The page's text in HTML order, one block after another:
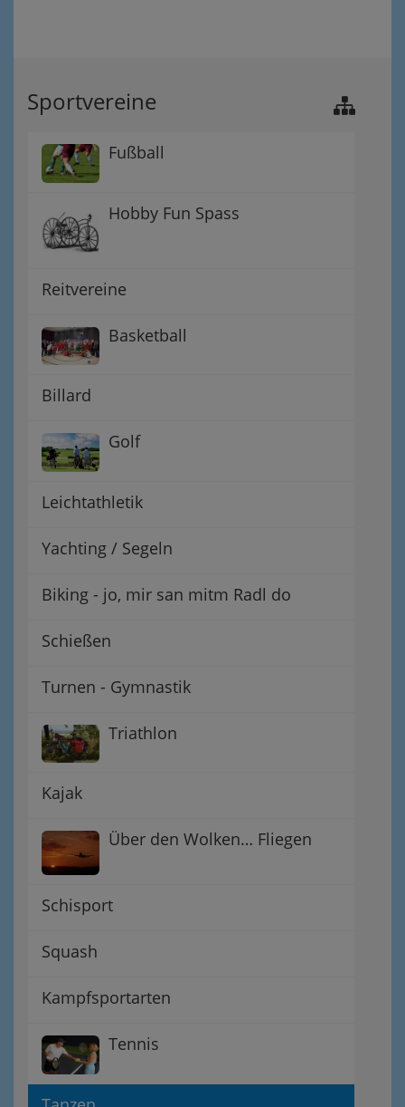
Sportvereine
Fußball
Hobby Fun Spass
Reitvereine
Basketball
Billard
Golf
Leichtathletik
Yachting / Segeln
Biking - jo, mir san mitm Radl do
Schießen
Turnen - Gymnastik
Triathlon
Kajak
Über den Wolken… Fliegen
Schisport
Squash
Kampfsportarten
Tennis